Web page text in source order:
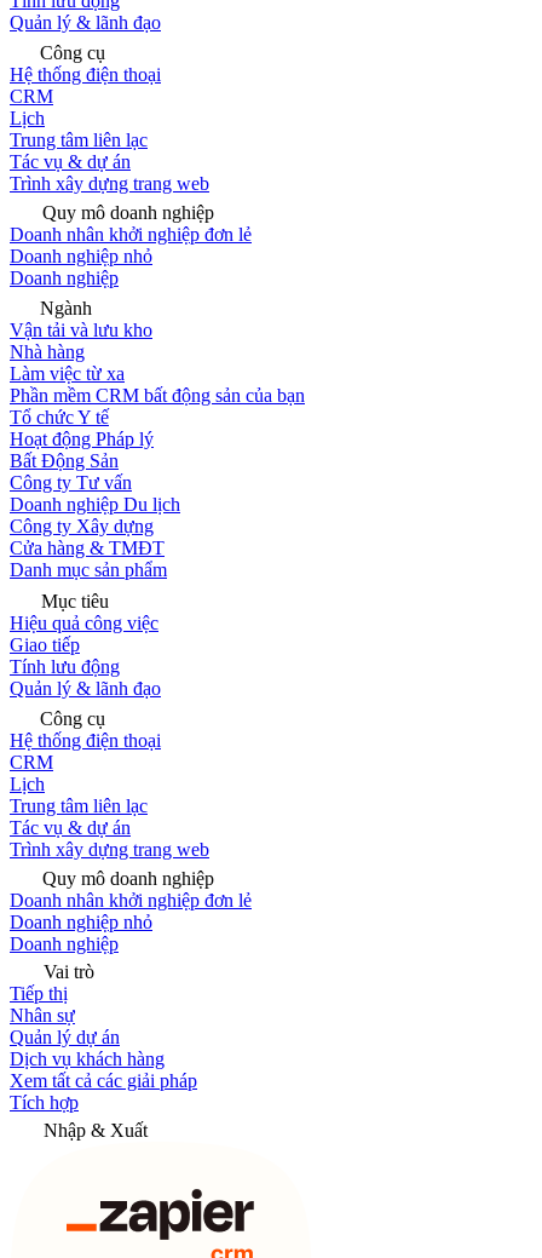
Quản lý & lãnh đạo
Công cụ
Hệ thống điện thoại
CRM
Lịch
Trung tâm liên lạc
Tác vụ & dự án
Trình xây dựng trang web
Quy mô doanh nghiệp
Doanh nhân khởi nghiệp đơn lẻ
Doanh nghiệp nhỏ
Doanh nghiệp
Ngành
Vận tải và lưu kho
Nhà hàng
Làm việc từ xa
Phần mềm CRM bất động sản của bạn
Tổ chức Y tế
Hoạt động Pháp lý
Bất Động Sản
Công ty Tư vấn
Doanh nghiệp Du lịch
Công ty Xây dựng
Cửa hàng & TMĐT
Danh mục sản phẩm
Mục tiêu
Hiệu quả công việc
Giao tiếp
Tính lưu động
Quản lý & lãnh đạo
Công cụ
Hệ thống điện thoại
CRM
Lịch
Trung tâm liên lạc
Tác vụ & dự án
Trình xây dựng trang web
Quy mô doanh nghiệp
Doanh nhân khởi nghiệp đơn lẻ
Doanh nghiệp nhỏ
Doanh nghiệp
Vai trò
Tiếp thị
Nhân sự
Quản lý dự án
Dịch vụ khách hàng
Xem tất cả các giải pháp
Tích hợp
Nhập & Xuất